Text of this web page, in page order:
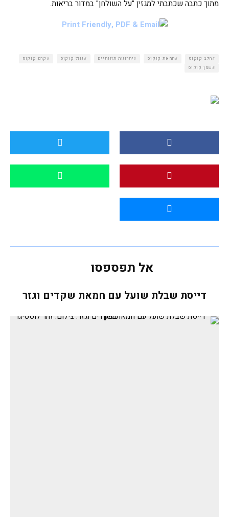
מתוך כתבה שכתבתי למגזין "על השולחן" במדור בריאות.
חלב קוקוס חמאת קוקוס יתרונות תזונתיים נוזל קוקוס
קרם קוקוס
שמן קוקוס
אל תפספסו
דייסת שבלת שועל עם חמאת שקדים וגזר